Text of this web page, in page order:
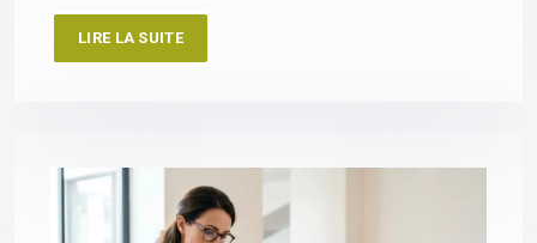
LIRE LA SUITE